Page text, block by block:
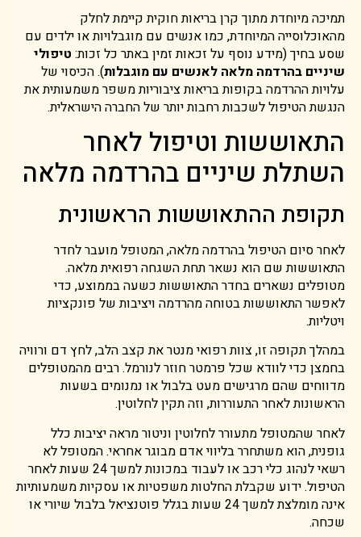
תמיכה מיוחדת מתוך קרן בריאות חוקית קיימת לחלק
מהאוכלוסייה המיוחדת, כמו אנשים עם מוגבלויות או ילדים עם
שסע בחיך (מידע נוסף על זכאות זמין באתר כל זכות: טיפולי
שיניים בהרדמה מלאה לאנשים עם מוגבלות). הכיסוי של
עלויות ההרדמה בקופות בריאות ציבוריות משפר משמעותית את
הנגשת הטיפול לשכבות רחבות יותר של החברה הישראלית.
התאוששות וטיפול לאחר
השתלת שיניים בהרדמה מלאה
תקופת ההתאוששות הראשונית
לאחר סיום הטיפול בהרדמה מלאה, המטופל מועבר לחדר
התאוששות שם הוא נשאר תחת השגחה רפואית מלאה.
מטופלים נשארים בחדר התאוששות כשעה בממוצע, כדי
לאפשר התאוששות בטוחה מהרדמה ויציבות של פונקציות
ויטליות.
במהלך תקופה זו, צוות רפואי מנטר את קצב הלב, לחץ דם ורוויה
בחמצן כדי לוודא שכל פרמטר חוזר לנורמל. רבים מהמטופלים
מדווחים שהם מרגישים מעט בלבול או נמנומים בשעות
הראשונות לאחר התעוררות, וזה תקין לחלוטין.
לאחר שהמטופל מתעורר לחלוטין וניטור מראה יציבות כלל
גופנית, הוא משתחרר בליווי אדם מבוגר אחראי. המטופל לא
רשאי לנהוג כלי רכב או לעבוד במכונות למשך 24 שעות לאחר
הטיפול. ידוע שקבלת החלטות משפטיות או עסקיות משמעותיות
אינה מומלצת למשך 24 שעות בגלל פוטנציאל בלבול שיורי או
שכחה.